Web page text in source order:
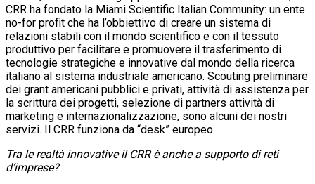
CRR ha fondato la Miami Scientific Italian Community: un ente
no-for profit che ha l’obbiettivo di creare un sistema di
relazioni stabili con il mondo scientifico e con il tessuto
produttivo per facilitare e promuovere il trasferimento di
tecnologie strategiche e innovative dal mondo della ricerca
italiano al sistema industriale americano. Scouting preliminare
dei grant americani pubblici e privati, attività di assistenza per
la scrittura dei progetti, selezione di partners attività di
marketing e internazionalizzazione, sono alcuni dei nostri
servizi. Il CRR funziona da “desk” europeo.
Tra le realtà innovative il CRR è anche a supporto di reti
d’imprese?